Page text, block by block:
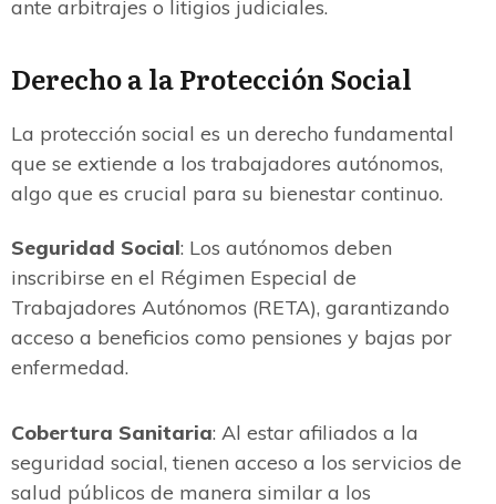
ante arbitrajes o litigios judiciales.
Derecho a la Protección Social
La protección social es un derecho fundamental
que se extiende a los trabajadores autónomos,
algo que es crucial para su bienestar continuo.
Seguridad Social: Los autónomos deben
inscribirse en el Régimen Especial de
Trabajadores Autónomos (RETA), garantizando
acceso a beneficios como pensiones y bajas por
enfermedad.
Cobertura Sanitaria: Al estar afiliados a la
seguridad social, tienen acceso a los servicios de
salud públicos de manera similar a los